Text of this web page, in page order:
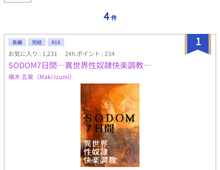
4 件
1
長編 完結 R18
お気に入り : 1,231 24h.ポイント : 234
SODOM7日間─異世界性奴隷快楽調教─
槇木 五泉（Maki Izumi）